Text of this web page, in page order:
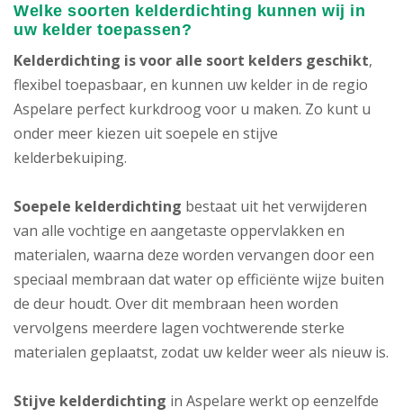
Welke soorten kelderdichting kunnen wij in
uw kelder toepassen?
Kelderdichting is voor alle soort kelders geschikt,
flexibel toepasbaar, en kunnen uw kelder in de regio
Aspelare perfect kurkdroog voor u maken. Zo kunt u
onder meer kiezen uit soepele en stijve
kelderbekuiping.
Soepele kelderdichting bestaat uit het verwijderen
van alle vochtige en aangetaste oppervlakken en
materialen, waarna deze worden vervangen door een
speciaal membraan dat water op efficiënte wijze buiten
de deur houdt. Over dit membraan heen worden
vervolgens meerdere lagen vochtwerende sterke
materialen geplaatst, zodat uw kelder weer als nieuw is.
Stijve kelderdichting in Aspelare werkt op eenzelfde